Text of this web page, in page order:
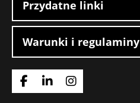
Przydatne linki
Warunki i regulaminy
Idź
Idź
Idź